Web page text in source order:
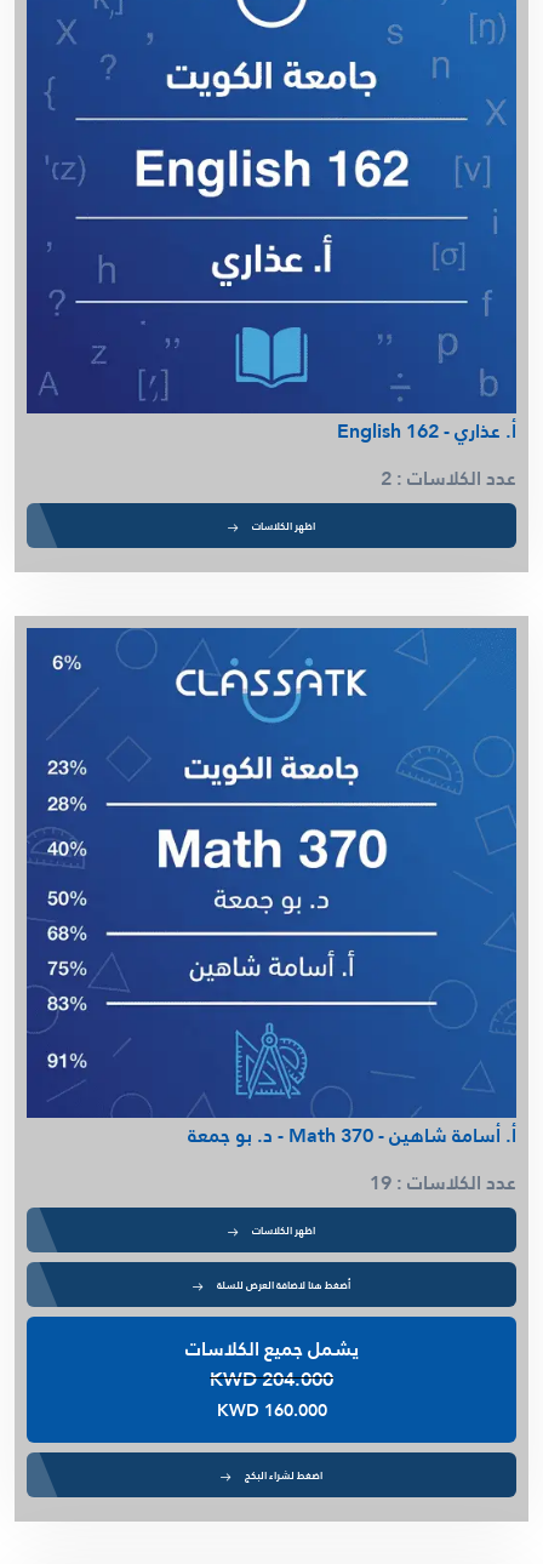
م. ميساء - Air and Water
أ. سالم الشمري - Anatomy العلوم الحياتية
أ. سالم الشمري - Microbiology كلية العلوم الحياتية
م. عمرو يونس - Microeconomics (ECON 120)
م. عمرو يونس - Macroeconomics (ECON 140)
م. ميساء - Physical Chemistry (Dr. Iyad)
د. صلاح الفضلي - Python
م. ميساء - Polymer Chemistry
م. ميساء - Separation Process
أ. سالم الشمري - Food Chemistry كلية العلوم الحياتية
أ. عذاري - English 162
عدد الكلاسات : 2
اظهر الكلاسات
أ. أسامة شاهين - Math 370 - د. بو جمعة
عدد الكلاسات : 19
اظهر الكلاسات
أضغط هنا لاضافة العرض للسلة
يشمل جميع الكلاسات
KWD 204.000
KWD 160.000
اضغط لشراء البكج